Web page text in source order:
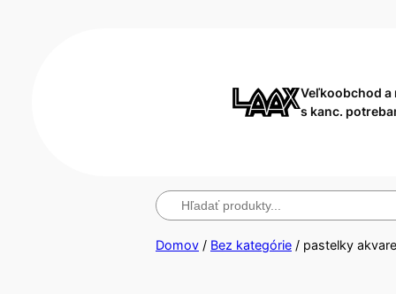
Veľkoobchod a
s kanc.
Hľadanie
Domov / Bez kategórie / pastelky